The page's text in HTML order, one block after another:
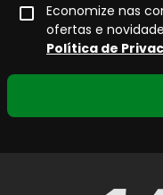
Economize nas
ofertas e
Política de